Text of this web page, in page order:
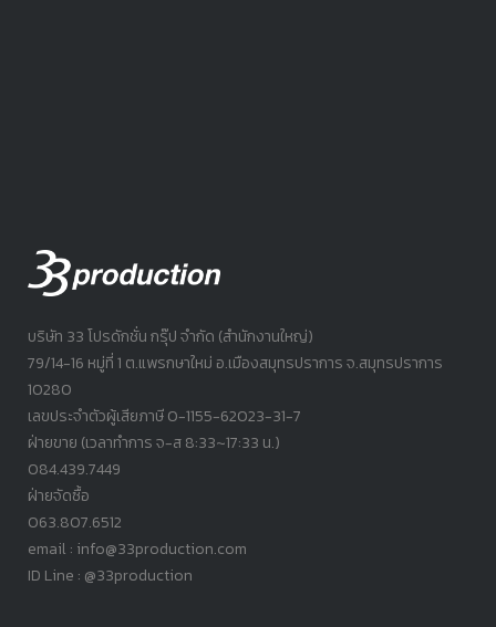
บริษัท 33 โปรดักชั่น กรุ๊ป จำกัด (สำนักงานใหญ่)
79/14-16 หมู่ที่ 1 ต.แพรกษาใหม่ อ.เมืองสมุทรปราการ จ.สมุทรปราการ
10280
เลขประจำตัวผู้เสียภาษี 0-1155-62023-31-7
ฝ่ายขาย (เวลาทำการ จ-ส 8:33~17:33 น.)
084.439.7449
ฝ่ายจัดซื้อ
063.807.6512
email : info@33production.com
ID Line : @33production